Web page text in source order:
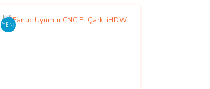
YENİ